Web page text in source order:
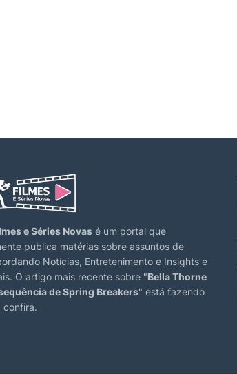
e Séries Novas é um portal que
publica matérias sobre assuntos de
Notícias, Entretenimento e Insights e
O artigo mais recente sobre "Bella Thorne
de Spring Breakers" está fazendo
confira.